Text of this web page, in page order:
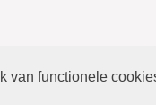
van functionele